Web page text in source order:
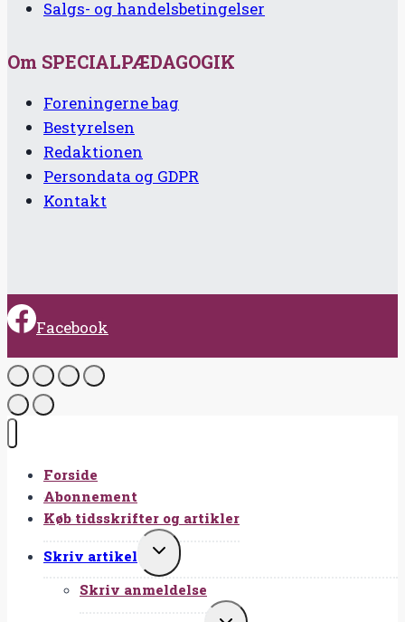
Salgs- og handelsbetingelser
Om SPECIALPÆDAGOGIK
Foreningerne bag
Bestyrelsen
Redaktionen
Persondata og GDPR
Kontakt
Facebook
Forside
Abonnement
Køb tidsskrifter og artikler
Skriv artikel
SKIFT
UNDERMENU
Skriv anmeldelse